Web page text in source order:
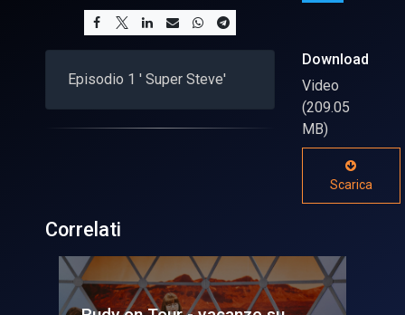
Episodio 1 ' Super Steve'
Download
Video
(209.05
MB)
Scarica
Correlati